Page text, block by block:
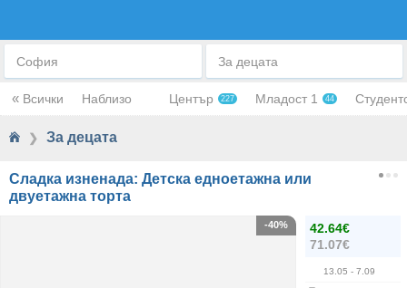
София За децата
« Всички Наблизо Център 227 Младост 1 44
❯ За децата
Сладка изненада: Детска едноетажна или
двуетажна торта
42.64€
71.07€
13.05 - 7.09
-40%